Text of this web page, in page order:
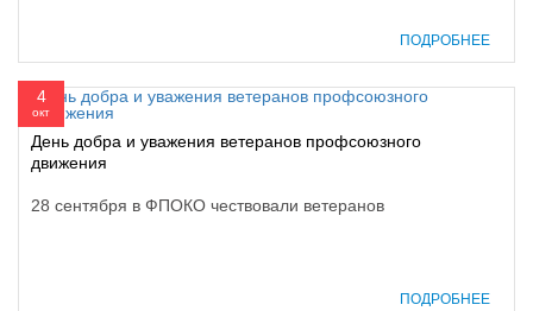
ПОДРОБНЕЕ
4
окт
День добра и уважения ветеранов профсоюзного
движения
28 сентября в ФПОКО чествовали ветеранов
ПОДРОБНЕЕ